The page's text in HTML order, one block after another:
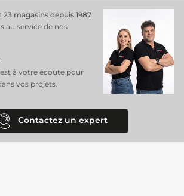
funky et audacieuses. Elle existe aussi en
23 magasins depuis 1987
au service de nos
à votre écoute pour
vos projets.
Contactez un expert